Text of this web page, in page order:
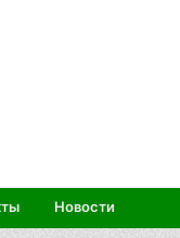
Новости